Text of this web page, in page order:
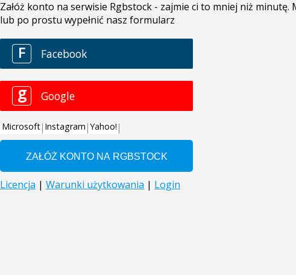
Załóż konto na serwisie Rgbstock - zajmie ci to mniej niż
lub po prostu wypełnić nasz formularz
F Facebook
g Google
Microsoft Instagram Yahoo!
Licencja | Warunki użytkowania | Login